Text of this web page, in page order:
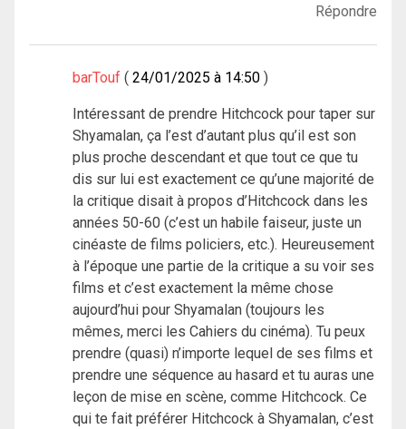
Répondre
barTouf 24/01/2025 à 14:50
Intéressant de prendre Hitchcock pour taper sur
Shyamalan, ça l’est d’autant plus qu’il est son
plus proche descendant et que tout ce que tu
dis sur lui est exactement ce qu’une majorité de
la critique disait à propos d’Hitchcock dans les
années 50-60 (c’est un habile faiseur, juste un
cinéaste de films policiers, etc.). Heureusement
à l’époque une partie de la critique a su voir ses
films et c’est exactement la même chose
aujourd’hui pour Shyamalan (toujours les
mêmes, merci les Cahiers du cinéma). Tu peux
prendre (quasi) n’importe lequel de ses films et
prendre une séquence au hasard et tu auras une
leçon de mise en scène, comme Hitchcock. Ce
qui te fait préférer Hitchcock à Shyamalan, c’est